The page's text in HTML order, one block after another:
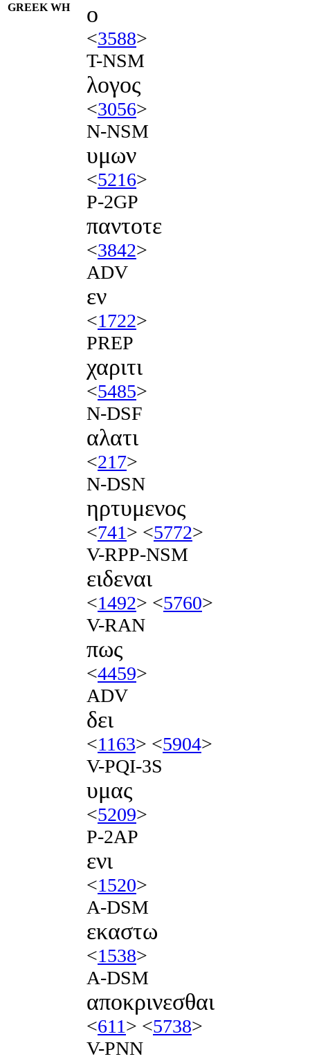
GREEK WH ο
<3588>
T-NSM
λογος
<3056>
N-NSM
υμων
<5216>
P-2GP
παντοτε
<3842>
ADV
εν
<1722>
PREP
χαριτι
<5485>
N-DSF
αλατι
<217>
N-DSN
ηρτυμενος
<741> <5772>
V-RPP-NSM
ειδεναι
<1492> <5760>
V-RAN
πως
<4459>
ADV
δει
<1163> <5904>
V-PQI-3S
υμας
<5209>
P-2AP
ενι
<1520>
A-DSM
εκαστω
<1538>
A-DSM
αποκρινεσθαι
<611> <5738>
V-PNN